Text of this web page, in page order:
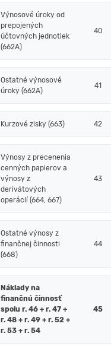
Výnosové úroky od
prepojených
účtovných jednotiek
(662A)
40
Ostatné výnosové
úroky (662A)
41
Kurzové zisky (663) 42
Výnosy z precenenia
cenných papierov a
výnosy z
derivátových
operácií (664, 667)
43
Ostatné výnosy z
finančnej činnosti
(668)
44
Náklady na
finančnú činnosť
spolu r. 46 + r. 47 +
r. 48 + r. 49 + r. 52 +
r. 53 + r. 54
45